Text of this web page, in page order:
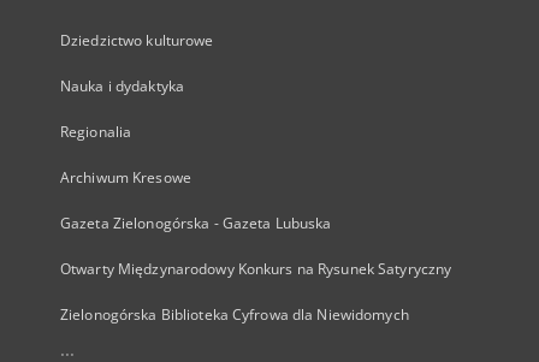
Dziedzictwo kulturowe
Nauka i dydaktyka
Regionalia
Archiwum Kresowe
Gazeta Zielonogórska - Gazeta Lubuska
Otwarty Międzynarodowy Konkurs na Rysunek Satyryczny
Zielonogórska Biblioteka Cyfrowa dla Niewidomych
...